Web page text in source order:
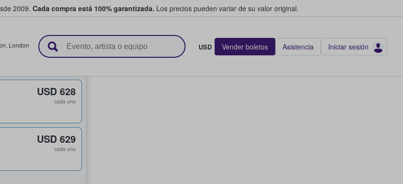
2009. Cada compra está 100% garantizada. Los precios pueden variar de su valor original.
boletos
, London
USD Vender boletos Asistencia Iniciar sesión
USD 628
cada uno
USD 629
cada uno